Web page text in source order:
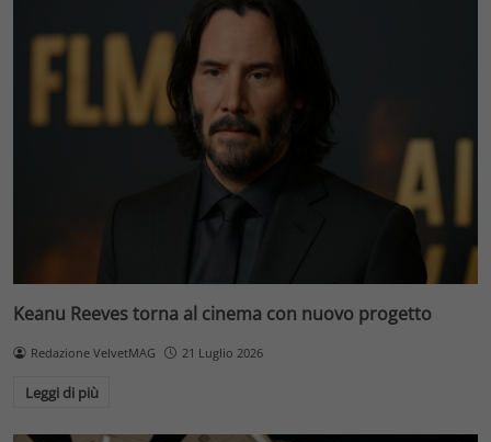
Keanu Reeves torna al cinema con nuovo progetto
Redazione VelvetMAG 21 Luglio 2026
Leggi di più